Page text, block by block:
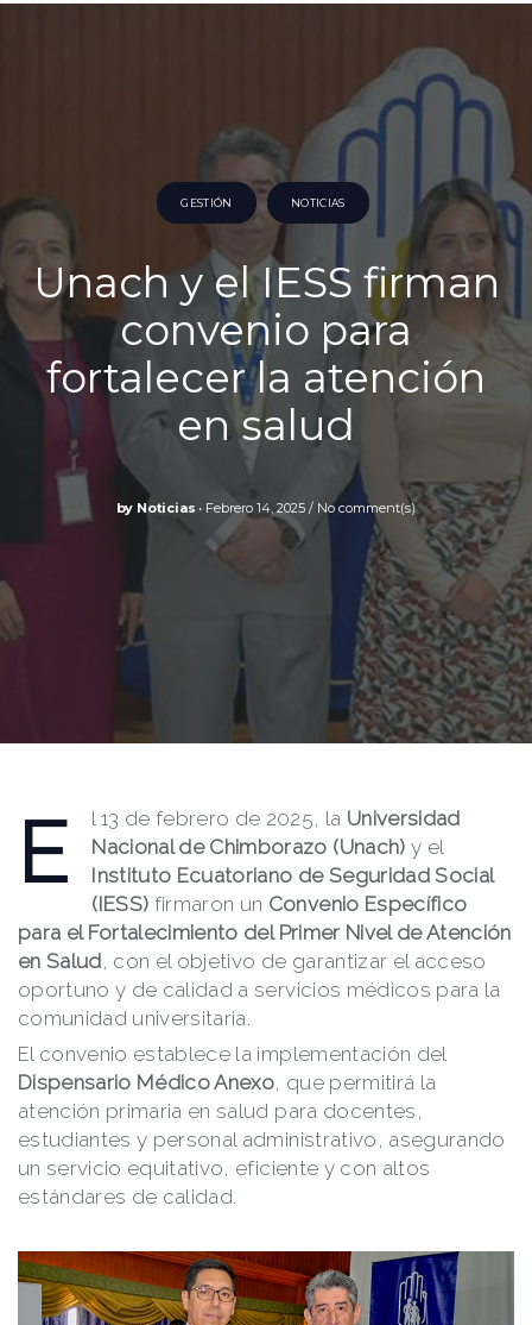
GESTIÓN NOTICIAS
Unach y el IESS firman
convenio para
fortalecer la atención
en salud
by Noticias Febrero 14, 2025 No comment(s)
E l 13 de febrero de 2025, la Universidad
Nacional de Chimborazo (Unach) y el
Instituto Ecuatoriano de Seguridad Social
(IESS) firmaron un Convenio Específico
para el Fortalecimiento del Primer Nivel de Atención
en Salud, con el objetivo de garantizar el acceso
oportuno y de calidad a servicios médicos para la
comunidad universitaria.
El convenio establece la implementación del
Dispensario Médico Anexo, que permitirá la
atención primaria en salud para docentes,
estudiantes y personal administrativo, asegurando
un servicio equitativo, eficiente y con altos
estándares de calidad.